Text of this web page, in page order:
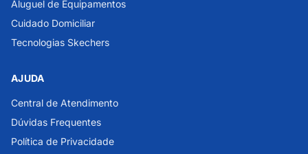
Aluguel de Equipamentos
Cuidado Domiciliar
Tecnologias Skechers
AJUDA
Central de Atendimento
Dúvidas Frequentes
Política de Privacidade